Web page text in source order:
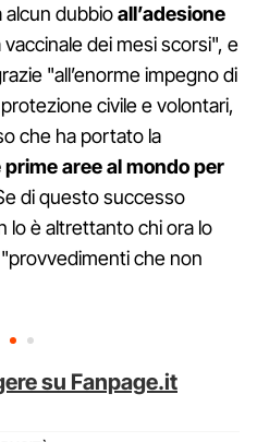
alcun dubbioall’adesione
vaccinale dei mesi scorsi", e
"all’enorme impegno di
civile e volontari,
che ha portato la
prime aree al mondo per
di questo successo
lo è altrettanto chi ora lo
che non
su Fanpage.it